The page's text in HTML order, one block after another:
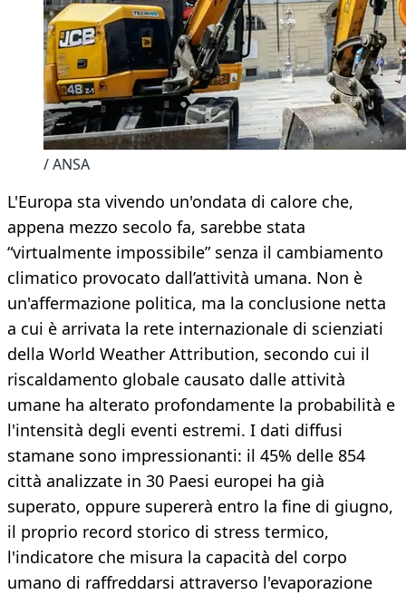
/ ANSA
L'Europa sta vivendo un'ondata di calore che,
appena mezzo secolo fa, sarebbe stata
“virtualmente impossibile” senza il cambiamento
climatico provocato dall’attività umana. Non è
un'affermazione politica, ma la conclusione netta
a cui è arrivata la rete internazionale di scienziati
della World Weather Attribution, secondo cui il
riscaldamento globale causato dalle attività
umane ha alterato profondamente la probabilità e
l'intensità degli eventi estremi. I dati diffusi
stamane sono impressionanti: il 45% delle 854
città analizzate in 30 Paesi europei ha già
superato, oppure supererà entro la fine di giugno,
il proprio record storico di stress termico,
l'indicatore che misura la capacità del corpo
umano di raffreddarsi attraverso l'evaporazione